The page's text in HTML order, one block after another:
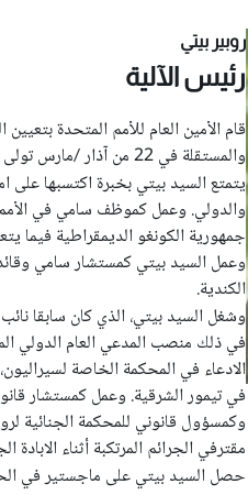
روبير بيتي
رئيس الآلية
قام الأمين العام للأمم المتحدة
والمستقلة في 22 من آذار /مارس تولى منصبه في 2 أيار /مايو 2024.
وعمل السيد بيتي كمستشار سامي
الكندية.
وشغل السيد بيتي، الذي كان سابقا
في ذلك منصب المدعي العام الدولي
الادعاء في المحكمة الخاصة
في تيمور الشرقية. وعمل كمستشار
وكمسؤول قانوني للمحكمة الجنائية
مقترفي الجرائم المرتكبة أثناء
حصل السيد بيتي على ماجستير في